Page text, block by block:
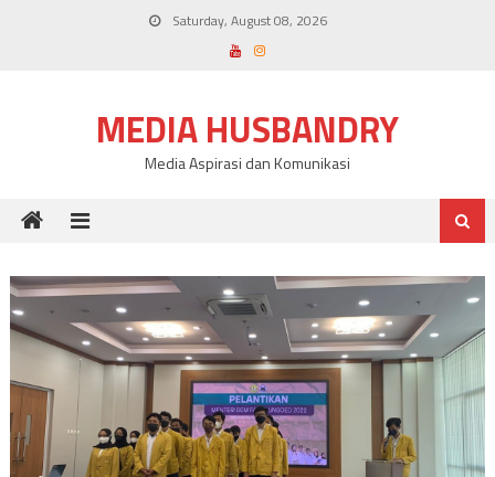
Saturday, August 08, 2026
MEDIA HUSBANDRY
Media Aspirasi dan Komunikasi